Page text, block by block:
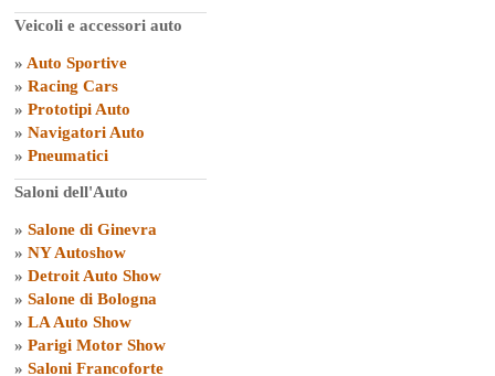
Veicoli e accessori auto
» Auto Sportive
» Racing Cars
» Prototipi Auto
» Navigatori Auto
» Pneumatici
Saloni dell'Auto
» Salone di Ginevra
» NY Autoshow
» Detroit Auto Show
» Salone di Bologna
» LA Auto Show
» Parigi Motor Show
» Saloni Francoforte